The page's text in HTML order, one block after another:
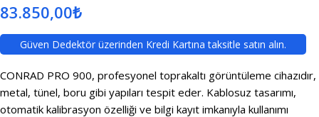
83.850,00₺
Güven Dedektör üzerinden Kredi Kartına taksitle satın alın.
CONRAD PRO 900, profesyonel toprakaltı görüntüleme cihazıdır,
metal, tünel, boru gibi yapıları tespit eder. Kablosuz tasarımı,
otomatik kalibrasyon özelliği ve bilgi kayıt imkanıyla kullanımı